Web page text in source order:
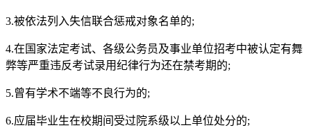
3.被依法列入失信联合惩戒对象名单的;
4.在国家法定考试、各级公务员及事业单位招考中被认定有舞
弊等严重违反考试录用纪律行为还在禁考期的;
5.曾有学术不端等不良行为的;
6.应届毕业生在校期间受过院系级以上单位处分的;